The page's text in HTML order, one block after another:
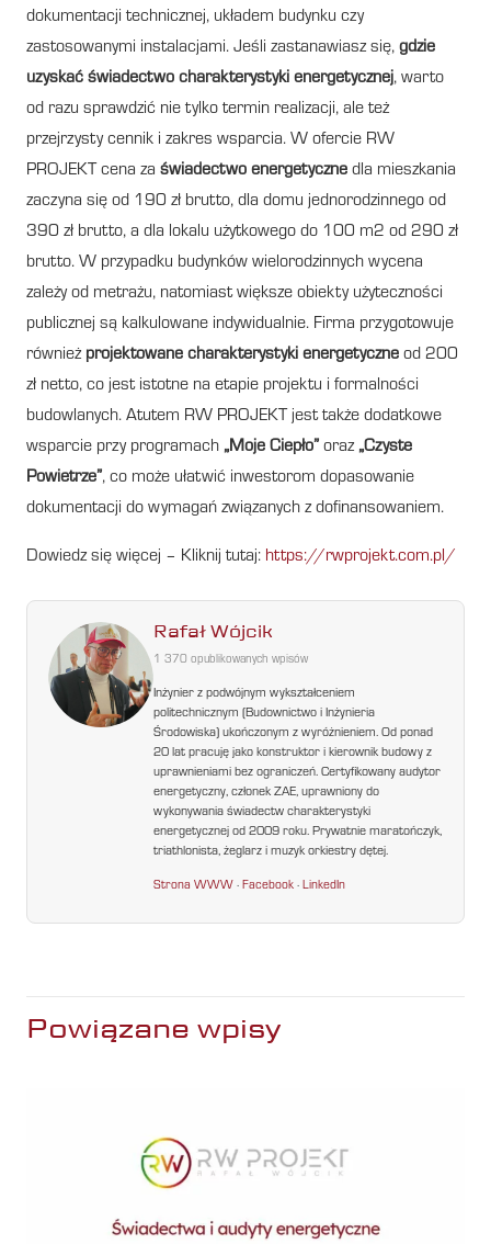
dokumentacji technicznej, układem budynku czy
zastosowanymi instalacjami. Jeśli zastanawiasz się, gdzie
uzyskać świadectwo charakterystyki energetycznej, warto
od razu sprawdzić nie tylko termin realizacji, ale też
przejrzysty cennik i zakres wsparcia. W ofercie RW
PROJEKT cena za świadectwo energetyczne dla mieszkania
zaczyna się od 190 zł brutto, dla domu jednorodzinnego od
390 zł brutto, a dla lokalu użytkowego do 100 m2 od 290 zł
brutto. W przypadku budynków wielorodzinnych wycena
zależy od metrażu, natomiast większe obiekty użyteczności
publicznej są kalkulowane indywidualnie. Firma przygotowuje
również projektowane charakterystyki energetyczne od 200
zł netto, co jest istotne na etapie projektu i formalności
budowlanych. Atutem RW PROJEKT jest także dodatkowe
wsparcie przy programach „Moje Ciepło” oraz „Czyste
Powietrze”, co może ułatwić inwestorom dopasowanie
dokumentacji do wymagań związanych z dofinansowaniem.
Dowiedz się więcej – Kliknij tutaj: https://rwprojekt.com.pl/
Rafał Wójcik
1 370 opublikowanych wpisów
Inżynier z podwójnym wykształceniem
politechnicznym (Budownictwo i Inżynieria
Środowiska) ukończonym z wyróżnieniem. Od ponad
20 lat pracuję jako konstruktor i kierownik budowy z
uprawnieniami bez ograniczeń. Certyfikowany audytor
energetyczny, członek ZAE, uprawniony do
wykonywania świadectw charakterystyki
energetycznej od 2009 roku. Prywatnie maratończyk,
triathlonista, żeglarz i muzyk orkiestry dętej.
Strona WWW ·Facebook ·LinkedIn
Powiązane wpisy